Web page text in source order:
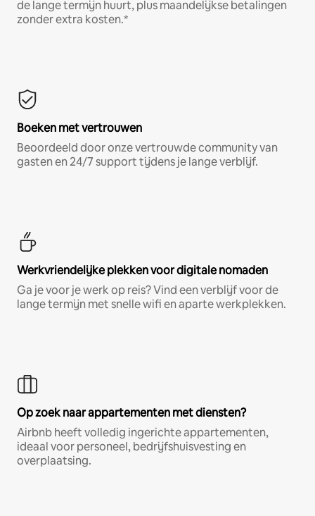
de lange termijn huurt, plus maandelijkse betalingen
zonder extra kosten.*
Boeken met vertrouwen
Beoordeeld door onze vertrouwde community van
gasten en 24/7 support tijdens je lange verblijf.
Werkvriendelijke plekken voor digitale nomaden
Ga je voor je werk op reis? Vind een verblijf voor de
lange termijn met snelle wifi en aparte werkplekken.
Op zoek naar appartementen met diensten?
Airbnb heeft volledig ingerichte appartementen,
ideaal voor personeel, bedrijfshuisvesting en
overplaatsing.